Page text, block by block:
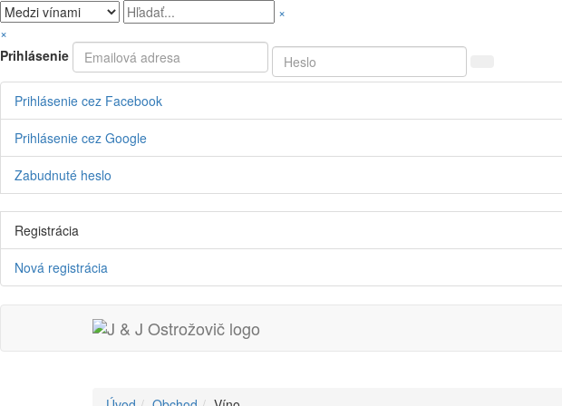
×
×
Prihlásenie
Prihlásenie cez Facebook
Prihlásenie cez Google
Zabudnuté heslo
Registrácia
Nová registrácia